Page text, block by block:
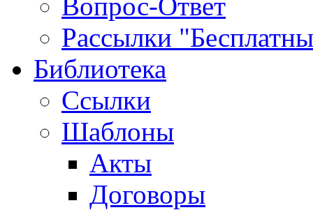
Рассылки
Библиотека
Ссылки
Шаблоны
Акты
Договоры